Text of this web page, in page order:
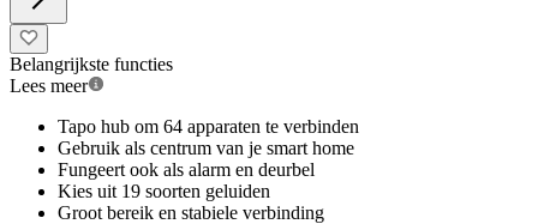
Belangrijkste functies
Lees meer
Tapo hub om 64 apparaten te verbinden
Gebruik als centrum van je smart home
Fungeert ook als alarm en deurbel
Kies uit 19 soorten geluiden
Groot bereik en stabiele verbinding